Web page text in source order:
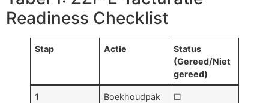
Readiness Checklist
Stap Actie
Status
(Gereed/Niet
gereed)
1
Boekhoudpak
☐